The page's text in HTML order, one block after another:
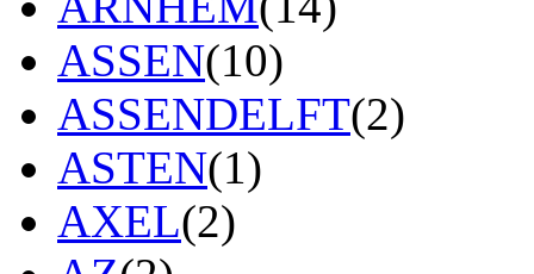
ASSEN(10)
ASSENDELFT(2)
ASTEN(1)
AXEL(2)